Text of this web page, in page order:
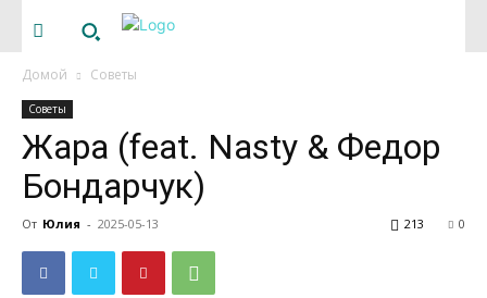
Домой Советы
Советы
Жара (feat. Nasty & Федор
Бондарчук)
От Юлия - 2025-05-13 0
213